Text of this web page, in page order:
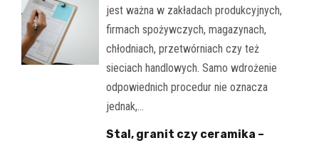
jest ważna w zakładach produkcyjnych,
firmach spożywczych, magazynach,
chłodniach, przetwórniach czy też
sieciach handlowych. Samo wdrożenie
odpowiednich procedur nie oznacza
jednak,…
Stal, granit czy ceramika –